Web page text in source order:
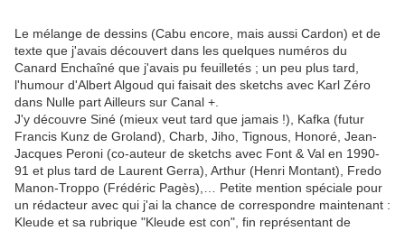
Le mélange de dessins (Cabu encore, mais aussi Cardon) et de
texte que j'avais découvert dans les quelques numéros du
Canard Enchaîné que j'avais pu feuilletés ; un peu plus tard,
l'humour d'Albert Algoud qui faisait des sketchs avec Karl Zéro
dans Nulle part Ailleurs sur Canal +.
J'y découvre Siné (mieux veut tard que jamais !), Kafka (futur
Francis Kunz de Groland), Charb, Jiho, Tignous, Honoré, Jean-
Jacques Peroni (co-auteur de sketchs avec Font & Val en 1990-
91 et plus tard de Laurent Gerra), Arthur (Henri Montant), Fredo
Manon-Troppo (Frédéric Pagès),… Petite mention spéciale pour
un rédacteur avec qui j'ai la chance de correspondre maintenant :
Kleude et sa rubrique "Kleude est con", fin représentant de